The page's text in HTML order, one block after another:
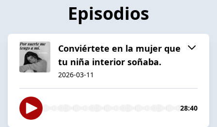
Episodios
Conviértete en la mujer que
tu niña interior soñaba.
2026-03-11
28:40